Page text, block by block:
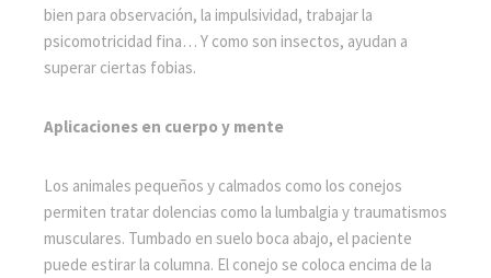
bien para observación, la impulsividad, trabajar la
psicomotricidad fina… Y como son insectos, ayudan a
superar ciertas fobias.
Aplicaciones en cuerpo y mente
Los animales pequeños y calmados como los conejos
permiten tratar dolencias como la lumbalgia y traumatismos
musculares. Tumbado en suelo boca abajo, el paciente
puede estirar la columna. El conejo se coloca encima de la